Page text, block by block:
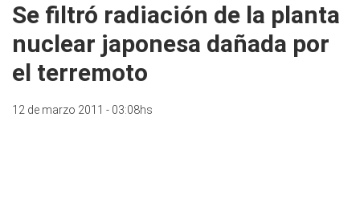
Se filtró radiación de la planta
nuclear japonesa dañada por
el terremoto
12 de marzo 2011 - 03:08hs